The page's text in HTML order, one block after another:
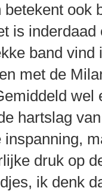
betekent ook
is
band vind
met de
wel
hartslag
inspanning,
druk op
ik denk